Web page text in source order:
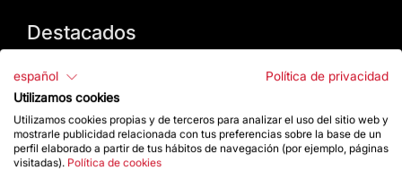
Destacados
La Fundación
Preguntas frecuentes
Atención al Visitante
español
Política de privacidad
Utilizamos cookies
Utilizamos cookies propias y de terceros para analizar el uso del sitio web y
mostrarle publicidad relacionada con tus preferencias sobre la base de un
perfil elaborado a partir de tus hábitos de navegación (por ejemplo, páginas
visitadas). Política de cookies